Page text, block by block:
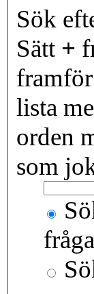
Sök
Sätt +
lista
orden
som